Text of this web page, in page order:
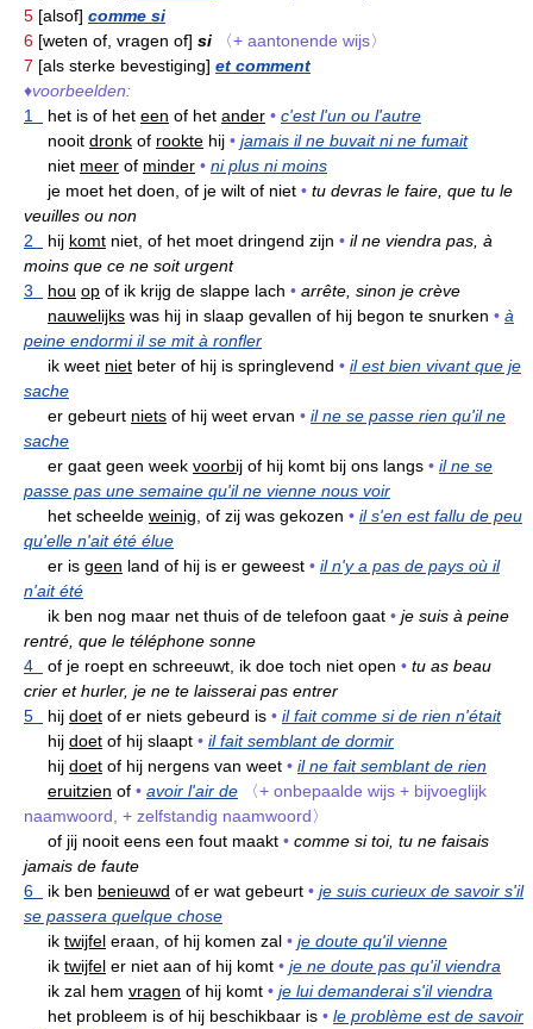
5 [alsof] comme si
6 [weten of, vragen of] si
〈+ aantonende wijs〉
7 [als sterke bevestiging] et comment
♦voorbeelden:
1
het is of het een of het ander • c'est l'un ou l'autre
nooit dronk of rookte hij • jamais il ne buvait ni ne fumait
niet meer of minder • ni plus ni moins
je moet het doen, of je wilt of niet • tu devras le faire, que tu le
veuilles ou non
2
hij komt niet, of het moet dringend zijn • il ne viendra pas, à
moins que ce ne soit urgent
3
hou op of ik krijg de slappe lach • arrête, sinon je crève
nauwelijks was hij in slaap gevallen of hij begon te snurken • à
peine endormi il se mit à ronfler
ik weet niet beter of hij is springlevend • il est bien vivant que je
sache
er gebeurt niets of hij weet ervan • il ne se passe rien qu'il ne
sache
er gaat geen week voorbij of hij komt bij ons langs • il ne se
passe pas une semaine qu'il ne vienne nous voir
het scheelde weinig, of zij was gekozen • il s'en est fallu de peu
qu'elle n'ait été élue
er is geen land of hij is er geweest • il n'y a pas de pays où il
n'ait été
ik ben nog maar net thuis of de telefoon gaat • je suis à peine
rentré, que le téléphone sonne
4
of je roept en schreeuwt, ik doe toch niet open • tu as beau
crier et hurler, je ne te laisserai pas entrer
5
hij doet of er niets gebeurd is • il fait comme si de rien n'était
hij doet of hij slaapt • il fait semblant de dormir
hij doet of hij nergens van weet • il ne fait semblant de rien
eruitzien of • avoir l'air de
〈+ onbepaalde wijs + bijvoeglijk
naamwoord, + zelfstandig naamwoord〉
of jij nooit eens een fout maakt • comme si toi, tu ne faisais
jamais de faute
6
ik ben benieuwd of er wat gebeurt • je suis curieux de savoir s'il
se passera quelque chose
ik twijfel eraan, of hij komen zal • je doute qu'il vienne
ik twijfel er niet aan of hij komt • je ne doute pas qu'il viendra
ik zal hem vragen of hij komt • je lui demanderai s'il viendra
het probleem is of hij beschikbaar is • le problème est de savoir